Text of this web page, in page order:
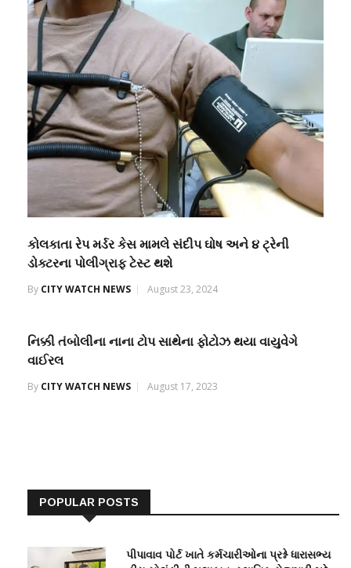
કોલકાતા રેપ મર્ડર કેસ મામલે સંદીપ ઘોષ અને ૪ ટ્રેની
ડોક્ટરના પોલીગ્રાફ ટેસ્ટ થશે
By CITY WATCH NEWS August 23, 2024
નિક્કી તંબોલીના નાના ટોપ સાથેના ફોટોઝ થયા વાયુવેગે
વાઈરલ
By CITY WATCH NEWS August 17, 2023
POPULAR POSTS
પીપાવાવ પોર્ટ ખાતે કર્મચારીઓના પ્રશ્ને ધારાસભ્ય